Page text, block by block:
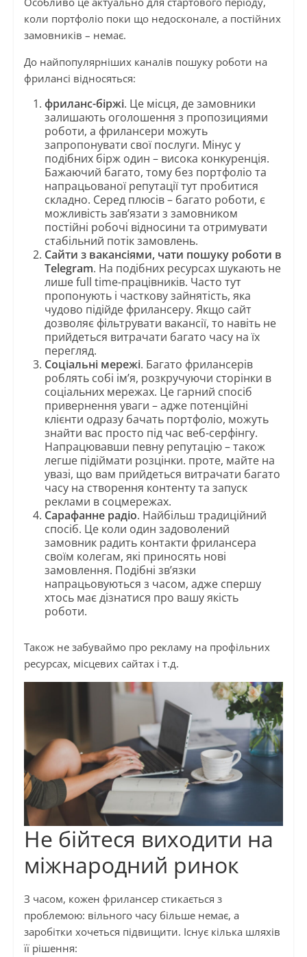
коли портфоліо поки що недосконале, а постійних
замовників – немає.
До найпопулярніших каналів пошуку роботи на
фрилансі відносяться:
фриланс-біржі. Це місця, де замовники
залишають оголошення з пропозициями
роботи, а фрилансери можуть
запропонувати свої послуги. Мінус у
подібних бірж один – висока конкуренція.
Бажаючий багато, тому без портфоліо та
напрацьованої репутації тут пробитися
складно. Серед плюсів – багато роботи, є
можливість зав’язати з замовником
постійні робочі відносини та отримувати
стабільний потік замовлень.
Сайти з вакансіями, чати пошуку роботи в
Telegram. На подібних ресурсах шукають не
лише full time-працівників. Часто тут
пропонують і часткову зайнятість, яка
чудово підійде фрилансеру. Якщо сайт
дозволяє фільтрувати вакансії, то навіть не
прийдеться витрачати багато часу на їх
перегляд.
Соціальні мережі. Багато фрилансерів
роблять собі ім’я, розкручуючи сторінки в
соціальних мережах. Це гарний спосіб
привернення уваги – адже потенційні
клієнти одразу бачать портфоліо, можуть
знайти вас просто під час веб-серфінгу.
Напрацювавши певну репутацію – також
легше підіймати розцінки. проте, майте на
увазі, що вам прийдеться витрачати багато
часу на створення контенту та запуск
реклами в соцмережах.
Сарафанне радіо. Найбільш традиційний
спосіб. Це коли один задоволений
замовник радить контакти фрилансера
своїм колегам, які приносять нові
замовлення. Подібні зв’язки
напрацьовуються з часом, адже спершу
хтось має дізнатися про вашу якість
роботи.
Також не забуваймо про рекламу на профільних
ресурсах, місцевих сайтах і т.д.
Не бійтеся виходити на
міжнародний ринок
З часом, кожен фрилансер стикається з
проблемою: вільного часу більше немає, а
заробітки хочеться підвищити. Існує кілька шляхів
її рішення: